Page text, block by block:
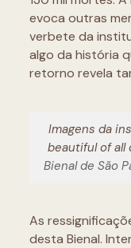
evoca outras
verbete da
algo da história
retorno revela
Imagens da
beautiful of all
Bienal de São
As
desta Bienal.